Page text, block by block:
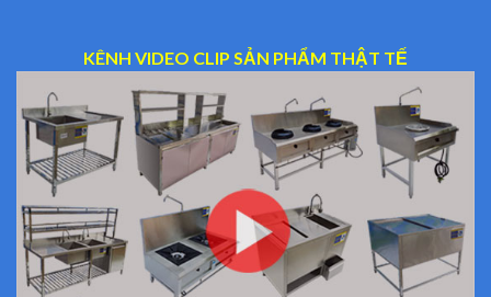
KÊNH VIDEO CLIP SẢN PHẨM THẬT TẾ